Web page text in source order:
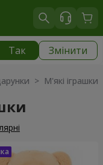
Так Змінити
> М'які іграшки